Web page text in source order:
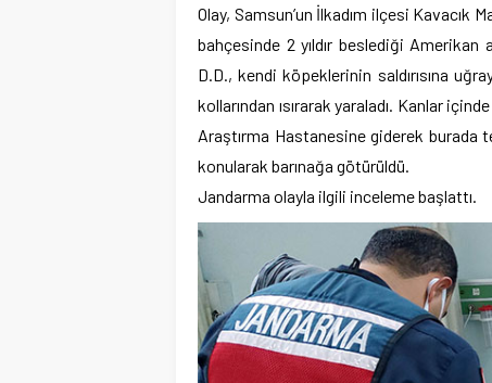
Olay, Samsun’un İlkadım ilçesi Kavacık
bahçesinde 2 yıldır beslediği Amerikan
D.D., kendi köpeklerinin saldırısına
kollarından ısırarak yaraladı. Kanlar
Araştırma Hastanesine giderek burada
konularak barınağa götürüldü.
Jandarma olayla ilgili inceleme başlattı.